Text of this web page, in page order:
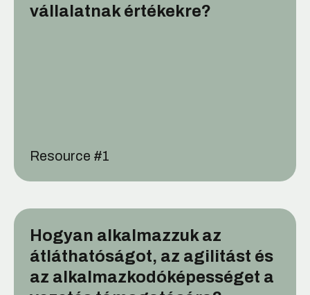
vállalatnak értékekre?
Resource #1
Hogyan alkalmazzuk az
átláthatóságot, az agilitást és
az alkalmazkodóképességet a